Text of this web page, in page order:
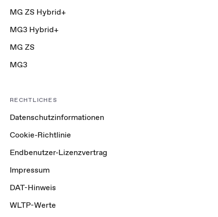
MG ZS Hybrid+
MG3 Hybrid+
MG ZS
MG3
RECHTLICHES
Datenschutzinformationen
Cookie-Richtlinie
Endbenutzer-Lizenzvertrag
Impressum
DAT-Hinweis
WLTP-Werte